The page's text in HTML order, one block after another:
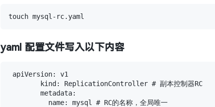
yaml 配置文件写入以下内容
apiVersion: v1
        kind: ReplicationController # 副本控制器RC
        metadata:
          name: mysql # RC的名称，全局唯一